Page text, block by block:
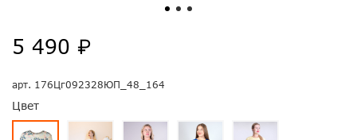
арт. 176Цг092328ЮП_48_164
Цвет
5 490 ₽